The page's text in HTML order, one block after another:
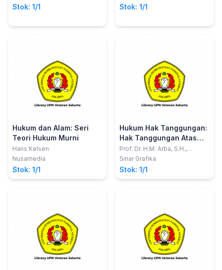
Stok: 1/1 Stok: 1/1
Hukum dan Alam: Seri
Teori Hukum Murni
Hans Kelsen
Nusamedia
Stok: 1/1
Hukum Hak Tanggungan:
Hak Tanggungan Atas
Tanah dan Benda-Benda
di Atasnya
Prof. Dr. H.M. Arba, S.H.,
M.Hum. dan Diman Ade
Sinar Grafika
Stok: 1/1